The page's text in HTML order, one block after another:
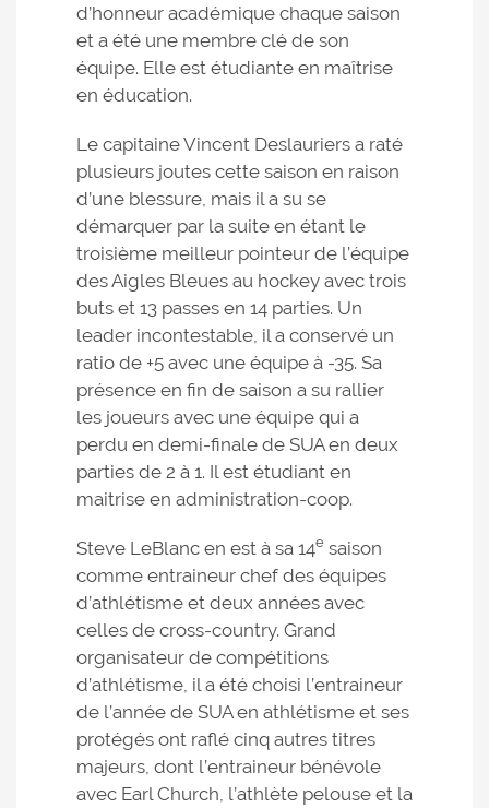
d’honneur académique chaque saison
et a été une membre clé de son
équipe. Elle est étudiante en maîtrise
en éducation.
Le capitaine Vincent Deslauriers a raté
plusieurs joutes cette saison en raison
d’une blessure, mais il a su se
démarquer par la suite en étant le
troisième meilleur pointeur de l’équipe
des Aigles Bleues au hockey avec trois
buts et 13 passes en 14 parties. Un
leader incontestable, il a conservé un
ratio de +5 avec une équipe à -35. Sa
présence en fin de saison a su rallier
les joueurs avec une équipe qui a
perdu en demi-finale de SUA en deux
parties de 2 à 1. Il est étudiant en
maitrise en administration-coop.
Steve LeBlanc en est à sa 14e saison
comme entraineur chef des équipes
d’athlétisme et deux années avec
celles de cross-country. Grand
organisateur de compétitions
d’athlétisme, il a été choisi l’entraineur
de l’année de SUA en athlétisme et ses
protégés ont raflé cinq autres titres
majeurs, dont l’entraineur bénévole
avec Earl Church, l’athlète pelouse et la